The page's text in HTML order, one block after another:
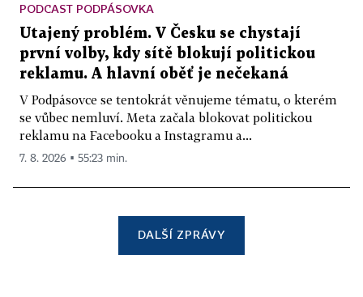
PODCAST PODPÁSOVKA
Utajený problém. V Česku se chystají
první volby, kdy sítě blokují politickou
reklamu. A hlavní oběť je nečekaná
V Podpásovce se tentokrát věnujeme tématu, o kterém
se vůbec nemluví. Meta začala blokovat politickou
reklamu na Facebooku a Instagramu a...
7. 8. 2026 ▪ 55:23 min.
DALŠÍ ZPRÁVY